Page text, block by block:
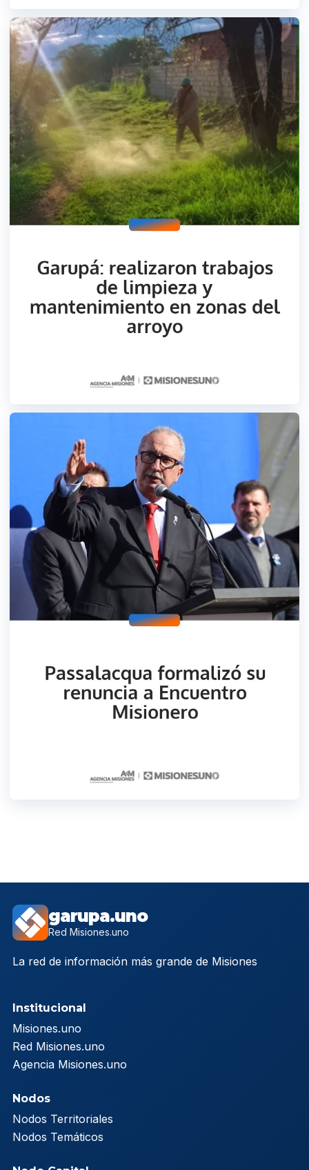
garupa.uno
Red Misiones.uno
La red de información más grande de Misiones
Institucional
Misiones.uno
Red Misiones.uno
Agencia Misiones.uno
Nodos
Nodos Territoriales
Nodos Temáticos